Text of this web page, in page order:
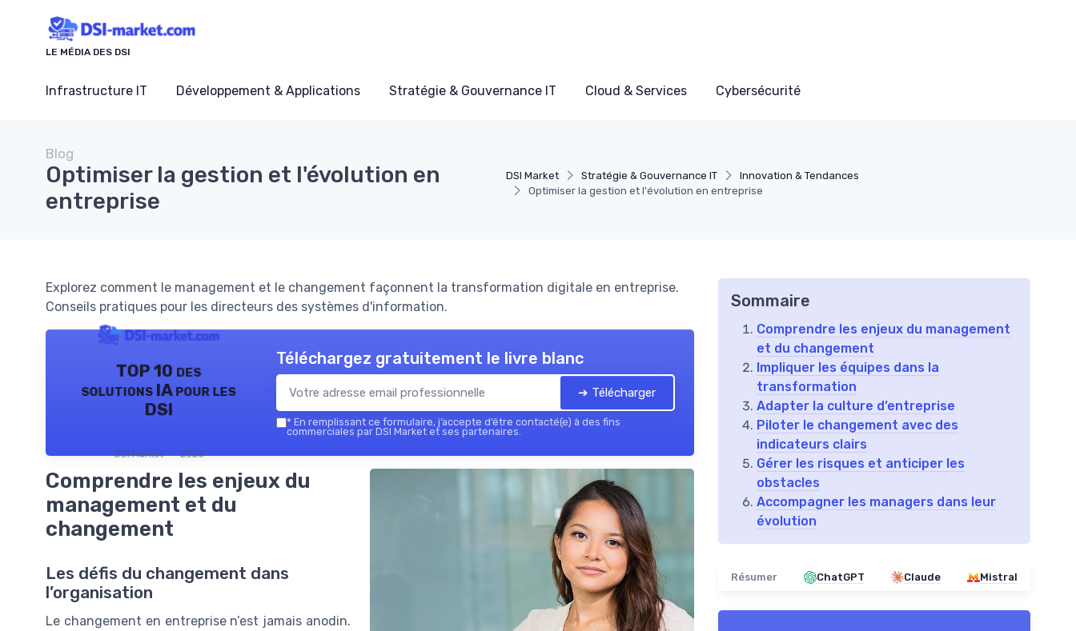
LE MÉDIA DES DSI
Infrastructure IT Développement & Applications Stratégie & Gouvernance IT Cloud & Services Cybersécurité
DSI Market Stratégie & Gouvernance IT
Innovation & Tendances
Optimiser la gestion et l'évolution en entreprise
Blog
Optimiser la gestion et l'évolution en
entreprise
Explorez comment le management et le changement façonnent la transformation digitale en entreprise.
Conseils pratiques pour les directeurs des systèmes d'information.
TOP 10 des
solutions IA pour les
DSI
DSI Market — 2026
Téléchargez gratuitement le livre blanc
➔ Télécharger
* En remplissant ce formulaire, j’accepte d’être contacté(e) à des fins
commerciales par DSI Market et ses partenaires.
Comprendre les enjeux du
management et du
changement
Les défis du changement dans
l’organisation
Le changement en entreprise n’est jamais anodin.
Sommaire
Comprendre les enjeux du management
et du changement
Impliquer les équipes dans la
transformation
Adapter la culture d’entreprise
Piloter le changement avec des
indicateurs clairs
Gérer les risques et anticiper les
obstacles
Accompagner les managers dans leur
évolution
Résumer ChatGPT Claude Mistral